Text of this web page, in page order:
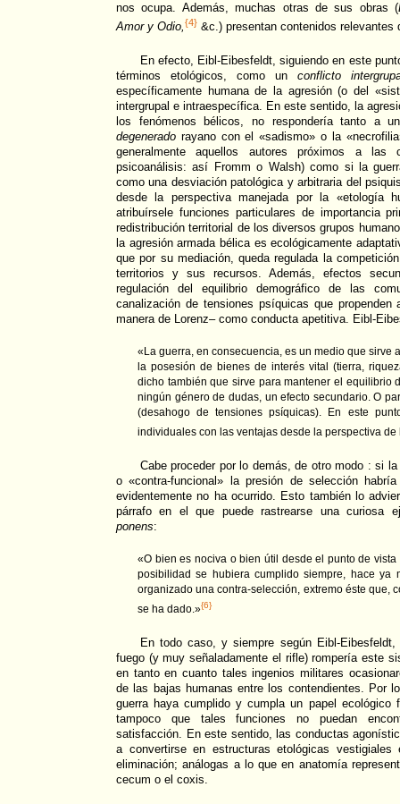
nos ocupa. Además, muchas otras de sus obras (
Amor y Odio,{4} &c.) presentan contenidos relevantes
En efecto, Eibl-Eibesfeldt, siguiendo en este
términos etológicos, como un conflicto
específicamente humana de la agresión (o del
intergrupal e intraespecífica. En este sentido, la
los fenómenos bélicos, no respondería tanto a
degenerado rayano con el «sadismo» o la
generalmente aquellos autores próximos a las
psicoanálisis: así Fromm o Walsh) como si la
como una desviación patológica y arbitraria del
desde la perspectiva manejada por la «etología
atribuírsele funciones particulares de importancia
redistribución territorial de los diversos grupos
la agresión armada bélica es ecológicamente
que por su mediación, queda regulada la
territorios y sus recursos. Además, efectos
regulación del equilibrio demográfico de las
canalización de tensiones psíquicas que propenden
manera de Lorenz– como conducta apetitiva. Eibl-
«La guerra, en consecuencia, es un medio que sirve
la posesión de bienes de interés vital (tierra,
dicho también que sirve para mantener el equilibrio
ningún género de dudas, un efecto secundario. O
(desahogo de tensiones psíquicas). En este
individuales con las ventajas desde la perspectiva de
Cabe proceder por lo demás, de otro modo : si
o «contra-funcional» la presión de selección
evidentemente no ha ocurrido. Esto también lo
párrafo en el que puede rastrearse una curiosa
ponens:
«O bien es nociva o bien útil desde el punto de
posibilidad se hubiera cumplido siempre, hace ya
organizado una contra-selección, extremo éste que,
se ha dado.»{6}
En todo caso, y siempre según Eibl-
fuego (y muy señaladamente el rifle) rompería este
en tanto en cuanto tales ingenios militares
de las bajas humanas entre los contendientes. Por
guerra haya cumplido y cumpla un papel ecológico
tampoco que tales funciones no puedan
satisfacción. En este sentido, las conductas
a convertirse en estructuras etológicas vestigiales
eliminación; análogas a lo que en anatomía
cecum o el coxis.